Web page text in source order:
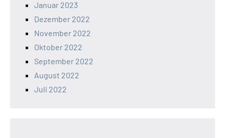
Januar 2023
Dezember 2022
November 2022
Oktober 2022
September 2022
August 2022
Juli 2022